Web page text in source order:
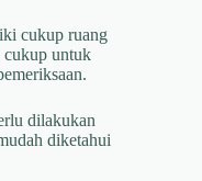
cukup ruang
cukup untuk
dilakukan
diketahui